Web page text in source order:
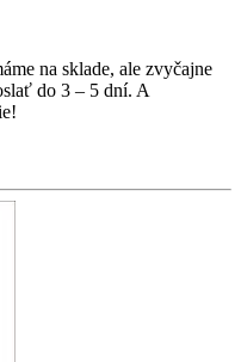
na sklade, ale zvyčajne
do 3 – 5 dní. A